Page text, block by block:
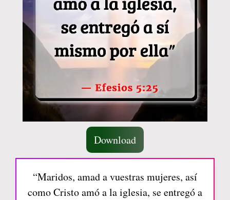
Download
“Maridos, amad a vuestras mujeres, así
como Cristo amó a la iglesia, se entregó a